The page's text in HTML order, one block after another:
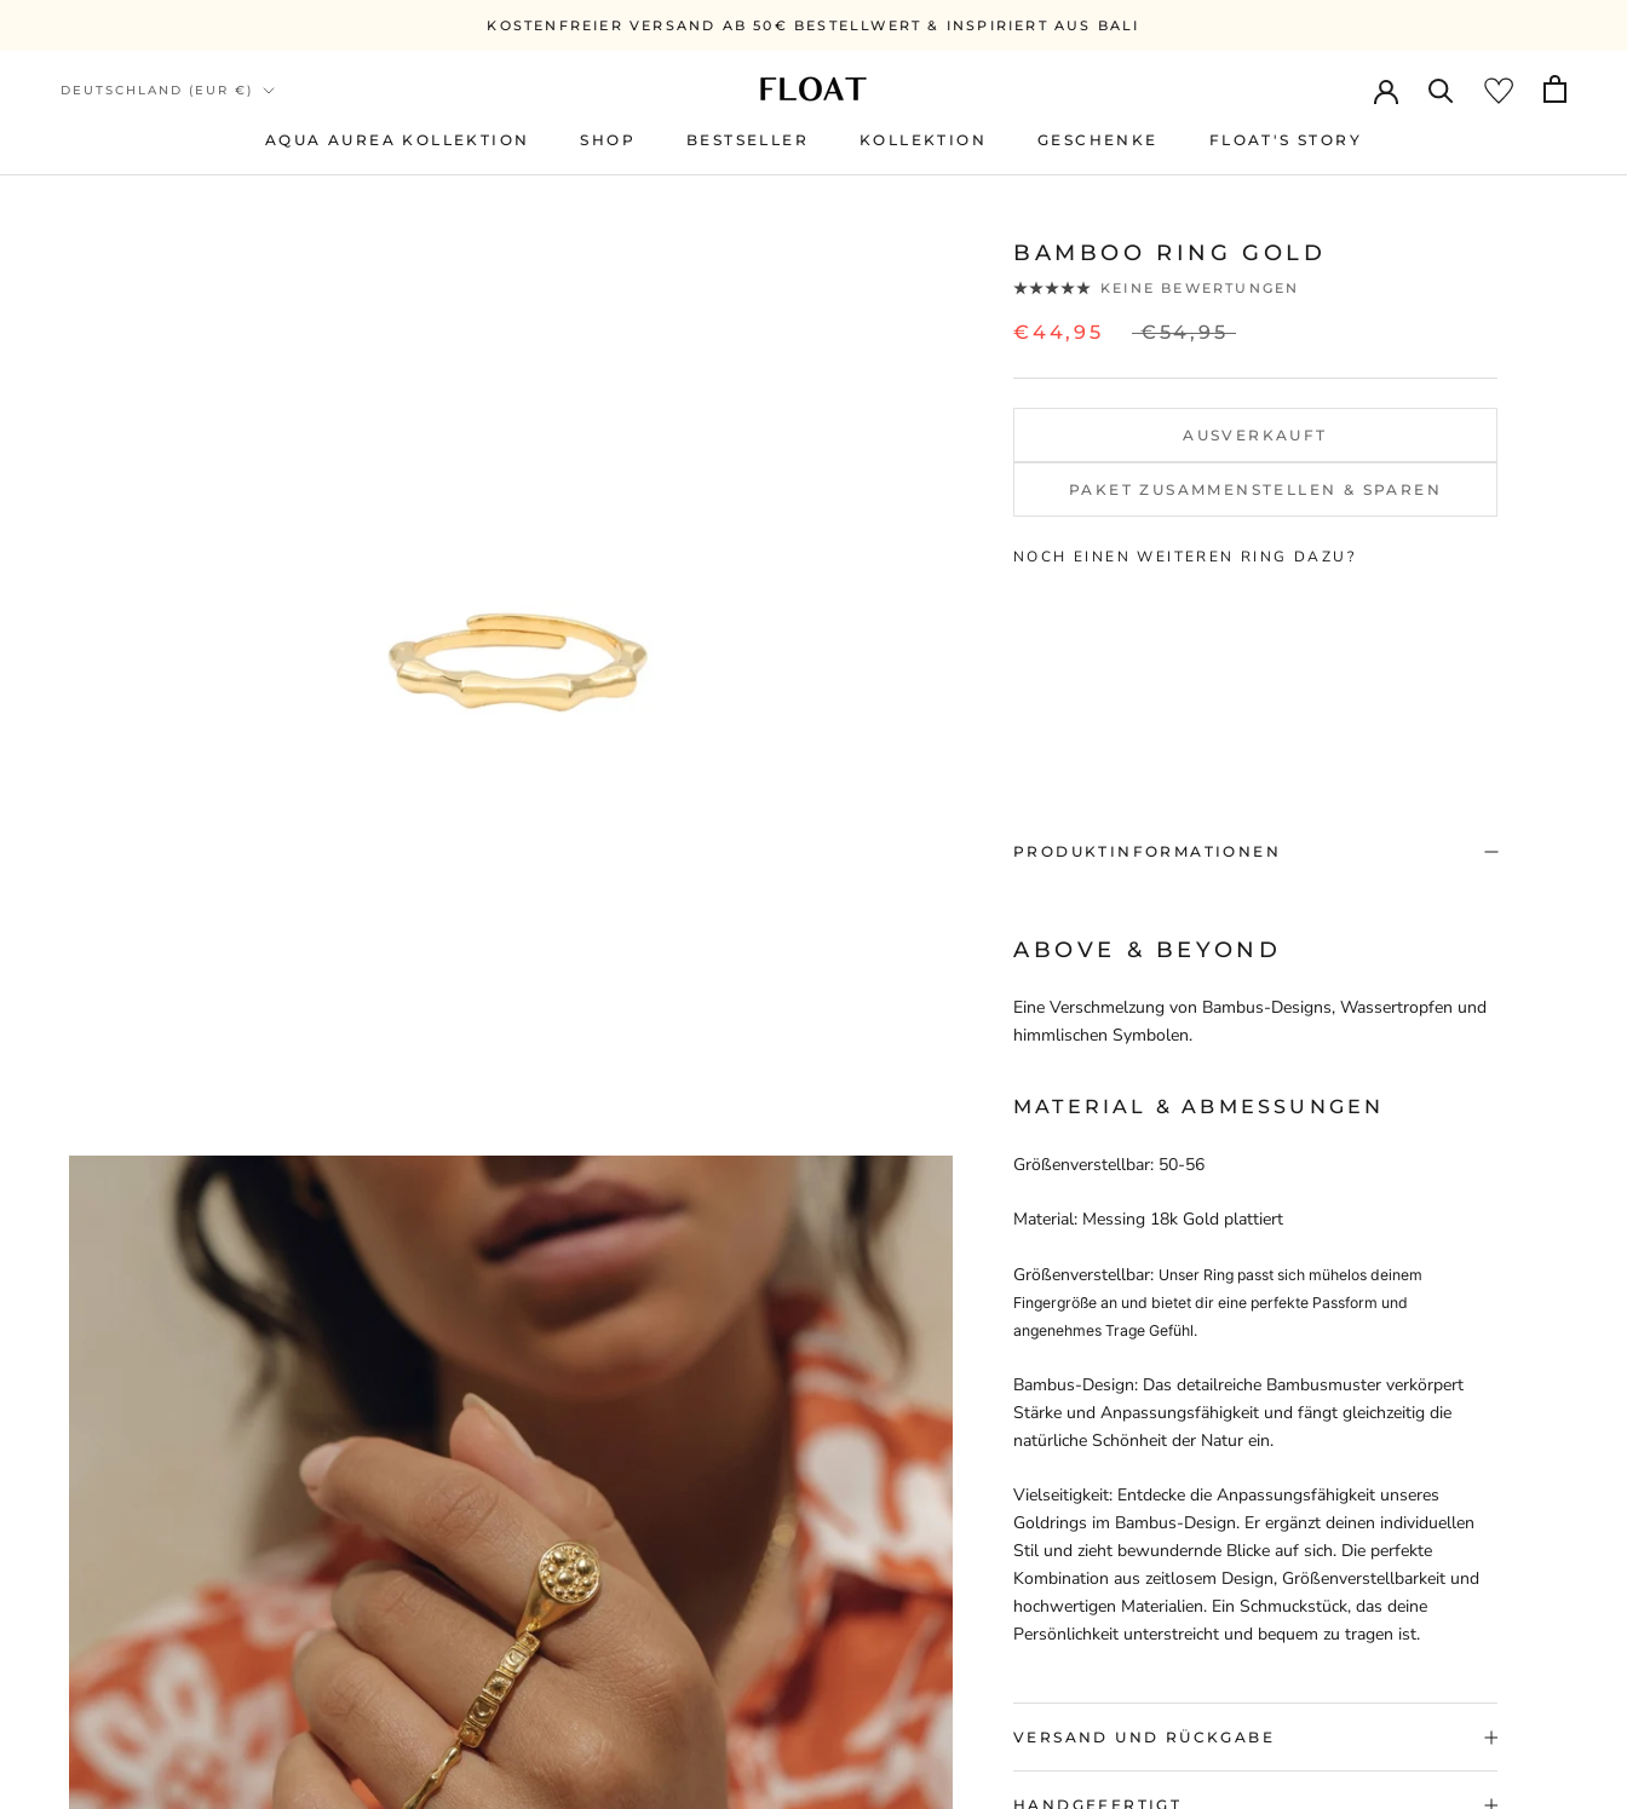
KOSTENFREIER VERSAND AB 50€ BESTELLWERT & INSPIRIERT AUS BALI
AQUA AUREA KOLLEKTION
SHOP
BESTSELLER
KOLLEKTION GESCHENKE
FLOAT'S STORY
Land/Region
DEUTSCHLAND (EUR €)
BAMBOO RING GOLD
KEINE BEWERTUNGEN
€44,95 €54,95
AUSVERKAUFT
PAKET ZUSAMMENSTELLEN & SPAREN
NOCH EINEN WEITEREN RING DAZU?
PRODUKTINFORMATIONEN
ABOVE & BEYOND
Eine Verschmelzung von Bambus-Designs, Wassertropfen und
himmlischen Symbolen.
MATERIAL & ABMESSUNGEN
Größenverstellbar: 50-56
Material: Messing 18k Gold plattiert
Größenverstellbar: Unser Ring passt sich mühelos deinem
Fingergröße an und bietet dir eine perfekte Passform und
angenehmes Trage Gefühl.
Bambus-Design: Das detailreiche Bambusmuster verkörpert
Stärke und Anpassungsfähigkeit und fängt gleichzeitig die
natürliche Schönheit der Natur ein.
Vielseitigkeit: Entdecke die Anpassungsfähigkeit unseres
Goldrings im Bambus-Design. Er ergänzt deinen individuellen
Stil und zieht bewundernde Blicke auf sich. Die perfekte
Kombination aus zeitlosem Design, Größenverstellbarkeit und
hochwertigen Materialien. Ein Schmuckstück, das deine
Persönlichkeit unterstreicht und bequem zu tragen ist.
VERSAND UND RÜCKGABE
HANDGEFERTIGT